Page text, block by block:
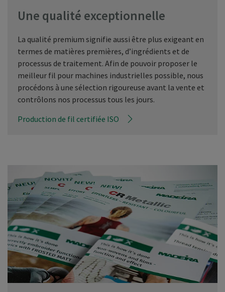
Une qualité exceptionnelle
La qualité premium signifie aussi être plus exigeant en
termes de matières premières, d’ingrédients et de
processus de traitement. Afin de pouvoir proposer le
meilleur fil pour machines industrielles possible, nous
procédons à une sélection rigoureuse avant la vente et
contrôlons nos processus tous les jours.
Production de fil certifiée ISO